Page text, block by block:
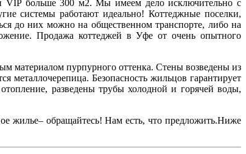
VIP больше 300 м2. Мы имеем дело исключительно с
системы работают идеально! Коттеджные поселки,
до них можно на общественном транспорте, либо на
Продажа коттеджей в Уфе от очень опытного
материалом пурпурного оттенка. Стены возведены из
Безопасность жильцов гарантирует
разведены трубы холодной и горячей воды,
жилье– обращайтесь! Нам есть, что предложить.Ниже